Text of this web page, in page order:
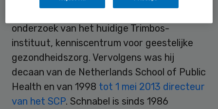
onderzoek van het huidige Trimbos-
instituut, kenniscentrum voor geestelijke
gezondheidszorg. Vervolgens was hij
decaan van de Netherlands School of Public
Health en van 1998 tot 1 mei 2013 directeur
van het SCP. Schnabel is sinds 1986